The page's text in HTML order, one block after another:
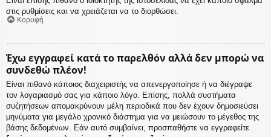
στις ρυθμίσεις και να χρειάζεται να το διορθώσει.
Κορυφή
Έχω εγγραφεί κατά το παρελθόν αλλά δεν μπορώ να
συνδεθώ πλέον!
Είναι πιθανό κάποιος διαχειριστής να απενεργοποίησε ή να διέγραψε
τον λογαριασμό σας για κάποιο λόγο. Επίσης, πολλά συστήματα
συζητήσεων απομακρύνουν μέλη περιοδικά που δεν έχουν δημοσιεύσει
μηνύματα για μεγάλο χρονικό διάστημα για να μειώσουν το μέγεθος της
βάσης δεδομένων. Εάν αυτό συμβαίνει, προσπαθήστε να εγγραφείτε